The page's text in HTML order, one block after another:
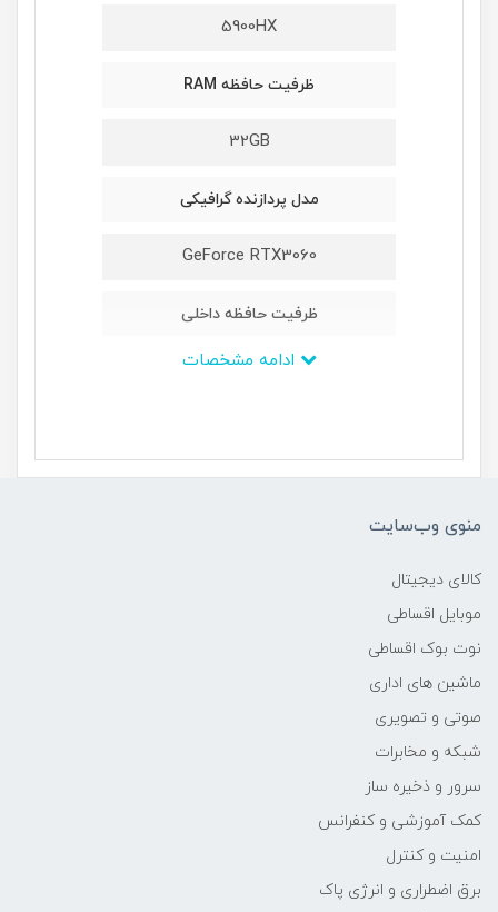
5900HX
ظرفیت حافظه RAM
32GB
مدل پردازنده گرافیکی
GeForce RTX3060
ظرفیت حافظه داخلی
1TB M2 NVMe PCIe
362×264×19.9میلیمتر
منوی وب‌سایت
کالای دیجیتال
موبایل اقساطی
نوت بوک اقساطی
ماشین های اداری
صوتی و تصویری
شبکه و مخابرات
سرور و ذخیره ساز
کمک آموزشی و کنفرانس
امنیت و کنترل
برق اضطراری و انرژی پاک